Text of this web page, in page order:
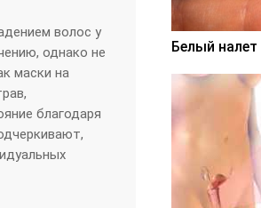
волос у
однако не
маски на
благодаря
Белый